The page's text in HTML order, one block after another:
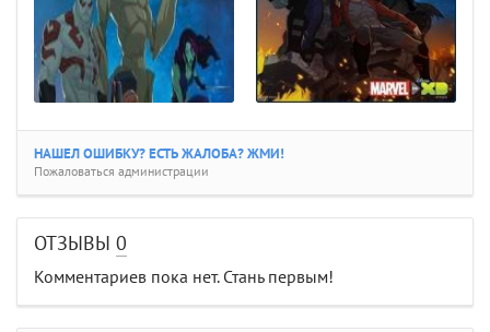
НАШЕЛ ОШИБКУ? ЕСТЬ ЖАЛОБА? ЖМИ!
Пожаловаться администрации
ОТЗЫВЫ 0
Комментариев пока нет. Стань первым!